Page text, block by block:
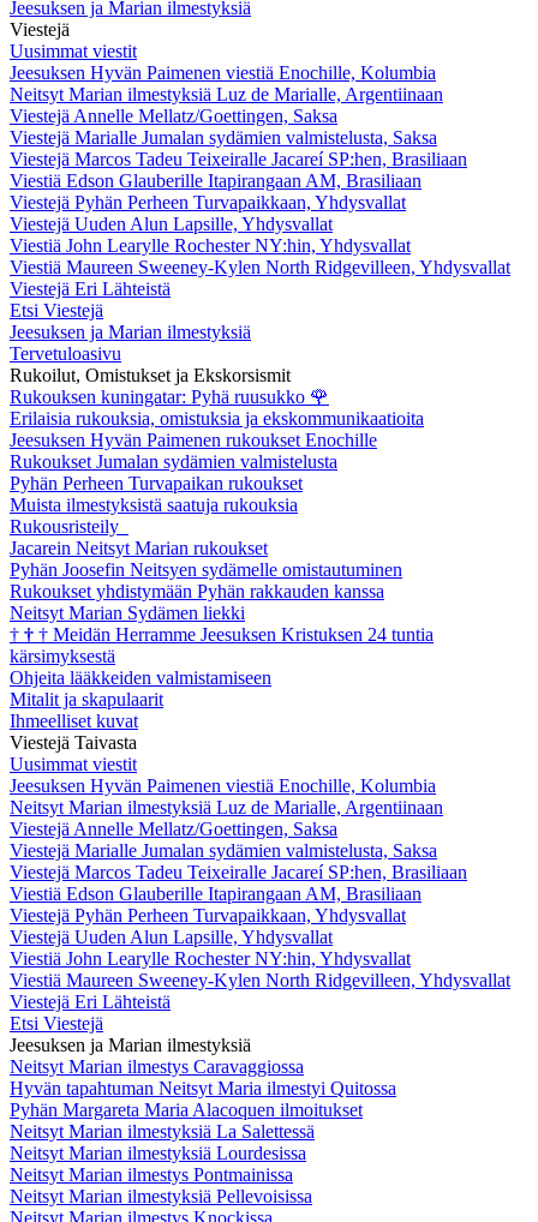
Jeesuksen ja Marian ilmestyksiä
Viestejä
Uusimmat viestit
Jeesuksen Hyvän Paimenen viestiä Enochille, Kolumbia
Neitsyt Marian ilmestyksiä Luz de Marialle, Argentiinaan
Viestejä Annelle Mellatz/Goettingen, Saksa
Viestejä Marialle Jumalan sydämien valmistelusta, Saksa
Viestejä Marcos Tadeu Teixeiralle Jacareí SP:hen, Brasiliaan
Viestiä Edson Glauberille Itapirangaan AM, Brasiliaan
Viestejä Pyhän Perheen Turvapaikkaan, Yhdysvallat
Viestejä Uuden Alun Lapsille, Yhdysvallat
Viestiä John Learylle Rochester NY:hin, Yhdysvallat
Viestiä Maureen Sweeney-Kylen North Ridgevilleen, Yhdysvallat
Viestejä Eri Lähteistä
Etsi Viestejä
Jeesuksen ja Marian ilmestyksiä
Tervetuloasivu
Rukoilut, Omistukset ja Ekskorsismit
Rukouksen kuningatar: Pyhä ruusukko 🌹
Erilaisia rukouksia, omistuksia ja ekskommunikaatioita
Jeesuksen Hyvän Paimenen rukoukset Enochille
Rukoukset Jumalan sydämien valmistelusta
Pyhän Perheen Turvapaikan rukoukset
Muista ilmestyksistä saatuja rukouksia
Rukousristeily
Jacarein Neitsyt Marian rukoukset
Pyhän Joosefin Neitsyen sydämelle omistautuminen
Rukoukset yhdistymään Pyhän rakkauden kanssa
Neitsyt Marian Sydämen liekki
† † † Meidän Herramme Jeesuksen Kristuksen 24 tuntia
kärsimyksestä
Ohjeita lääkkeiden valmistamiseen
Mitalit ja skapulaarit
Ihmeelliset kuvat
Viestejä Taivasta
Uusimmat viestit
Jeesuksen Hyvän Paimenen viestiä Enochille, Kolumbia
Neitsyt Marian ilmestyksiä Luz de Marialle, Argentiinaan
Viestejä Annelle Mellatz/Goettingen, Saksa
Viestejä Marialle Jumalan sydämien valmistelusta, Saksa
Viestejä Marcos Tadeu Teixeiralle Jacareí SP:hen, Brasiliaan
Viestiä Edson Glauberille Itapirangaan AM, Brasiliaan
Viestejä Pyhän Perheen Turvapaikkaan, Yhdysvallat
Viestejä Uuden Alun Lapsille, Yhdysvallat
Viestiä John Learylle Rochester NY:hin, Yhdysvallat
Viestiä Maureen Sweeney-Kylen North Ridgevilleen, Yhdysvallat
Viestejä Eri Lähteistä
Etsi Viestejä
Jeesuksen ja Marian ilmestyksiä
Neitsyt Marian ilmestys Caravaggiossa
Hyvän tapahtuman Neitsyt Maria ilmestyi Quitossa
Pyhän Margareta Maria Alacoquen ilmoitukset
Neitsyt Marian ilmestyksiä La Salettessä
Neitsyt Marian ilmestyksiä Lourdesissa
Neitsyt Marian ilmestys Pontmainissa
Neitsyt Marian ilmestyksiä Pellevoisissa
Neitsyt Marian ilmestys Knockissa